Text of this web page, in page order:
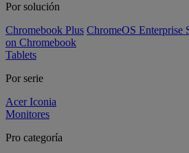
Por solución
Chromebook Plus ChromeOS Enterprise
on Chromebook
Tablets
Por serie
Acer Iconia
Monitores
Pro categoría